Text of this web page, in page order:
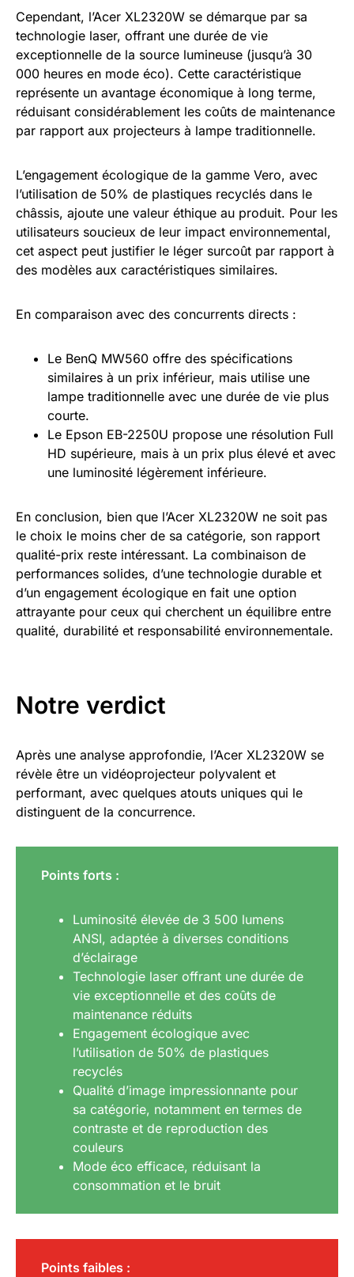
Cependant, l’Acer XL2320W se démarque par sa
technologie laser, offrant une durée de vie
exceptionnelle de la source lumineuse (jusqu’à 30
000 heures en mode éco). Cette caractéristique
représente un avantage économique à long terme,
réduisant considérablement les coûts de maintenance
par rapport aux projecteurs à lampe traditionnelle.
L’engagement écologique de la gamme Vero, avec
l’utilisation de 50% de plastiques recyclés dans le
châssis, ajoute une valeur éthique au produit. Pour les
utilisateurs soucieux de leur impact environnemental,
cet aspect peut justifier le léger surcoût par rapport à
des modèles aux caractéristiques similaires.
En comparaison avec des concurrents directs :
Le BenQ MW560 offre des spécifications
similaires à un prix inférieur, mais utilise une
lampe traditionnelle avec une durée de vie plus
courte.
Le Epson EB-2250U propose une résolution Full
HD supérieure, mais à un prix plus élevé et avec
une luminosité légèrement inférieure.
En conclusion, bien que l’Acer XL2320W ne soit pas
le choix le moins cher de sa catégorie, son rapport
qualité-prix reste intéressant. La combinaison de
performances solides, d’une technologie durable et
d’un engagement écologique en fait une option
attrayante pour ceux qui cherchent un équilibre entre
qualité, durabilité et responsabilité environnementale.
Notre verdict
Après une analyse approfondie, l’Acer XL2320W se
révèle être un vidéoprojecteur polyvalent et
performant, avec quelques atouts uniques qui le
distinguent de la concurrence.
Points forts :
Luminosité élevée de 3 500 lumens
ANSI, adaptée à diverses conditions
d’éclairage
Technologie laser offrant une durée de
vie exceptionnelle et des coûts de
maintenance réduits
Engagement écologique avec
l’utilisation de 50% de plastiques
recyclés
Qualité d’image impressionnante pour
sa catégorie, notamment en termes de
contraste et de reproduction des
couleurs
Mode éco efficace, réduisant la
consommation et le bruit
Points faibles :